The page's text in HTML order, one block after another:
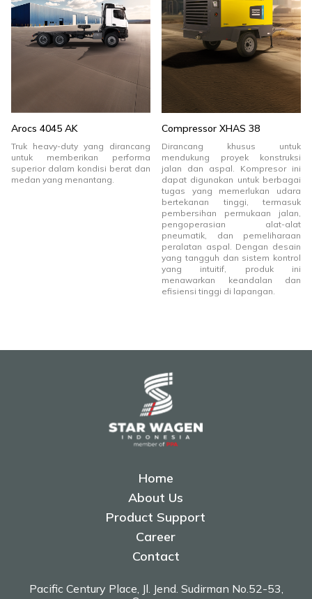
Arocs 4045 AK
Truk heavy-duty yang dirancang
untuk memberikan performa
superior dalam kondisi berat dan
medan yang menantang.
Compressor XHAS 38
Dirancang khusus untuk
mendukung proyek konstruksi
jalan dan aspal. Kompresor ini
dapat digunakan untuk berbagai
tugas yang memerlukan udara
bertekanan tinggi, termasuk
pembersihan permukaan jalan,
pengoperasian alat-alat
pneumatik, dan pemeliharaan
peralatan aspal. Dengan desain
yang tangguh dan sistem kontrol
yang intuitif, produk ini
menawarkan keandalan dan
efisiensi tinggi di lapangan.
Home
About Us
Product Support
Career
Contact
Pacific Century Place, Jl. Jend. Sudirman No.52-53,